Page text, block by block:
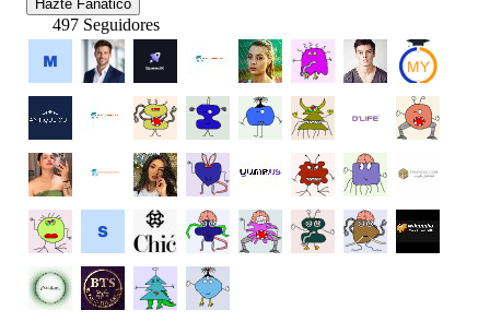
Hazte Fanatico
497 Seguidores